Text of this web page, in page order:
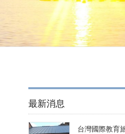
最新消息
台灣國際教育